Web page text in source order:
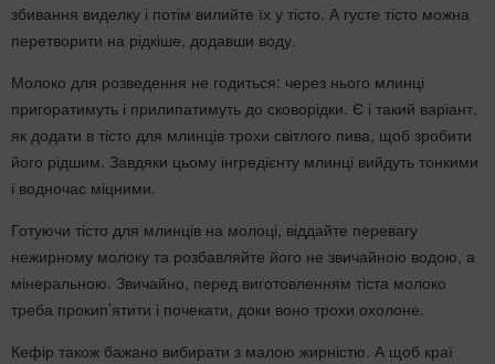
збивання виделку і потім вилийте їх у тісто. А густе тісто можна
перетворити на рідкіше, додавши воду.
Молоко для розведення не годиться: через нього млинці
пригоратимуть і прилипатимуть до сковорідки. Є і такий варіант,
як додати в тісто для млинців трохи світлого пива, щоб зробити
його рідшим. Завдяки цьому інгредієнту млинці вийдуть тонкими
і водночас міцними.
Готуючи тісто для млинців на молоці, віддайте перевагу
нежирному молоку та розбавляйте його не звичайною водою, а
мінеральною. Звичайно, перед виготовленням тіста молоко
треба прокип’ятити і почекати, доки воно трохи охолоне.
Кефір також бажано вибирати з малою жирністю. А щоб краї